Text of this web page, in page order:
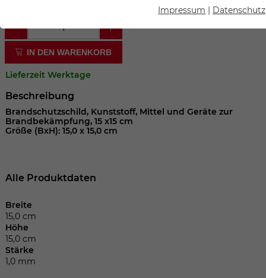
IN DEN WARENKORB
Lieferzeit Werktage
Beschreibung
Brandschutzschild, Kunststoff, Mittel und Geräte zur
Brandbekämpfung, 15 x15 cm
Größe (BxH): 15,0 x 15,0 cm
Alle Produktdaten
Breite
15,0 cm
Höhe
15,0 cm
Stärke
1,0 mm
Essenzielle Cookies werden für grundlegende Funktionen
die Webseite einwandfrei funktioniert.
Name cookie_optin
Laufzeit 1 Jahr
Dieses Cookie wird verwendet, um Ihre
Name
Anbieter
Laufzeit
Cookie-Informationen anzeigen
Impressum Datenschutz